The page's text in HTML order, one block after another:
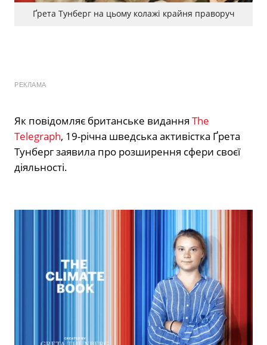
Ґрета Тунберг на цьому колажі крайня праворуч
РЕКЛАМА
Як повідомляє британське видання The
Telegraph, 19-річна шведська активістка Ґрета
Тунберг заявила про розширення сфери своєї
діяльності.